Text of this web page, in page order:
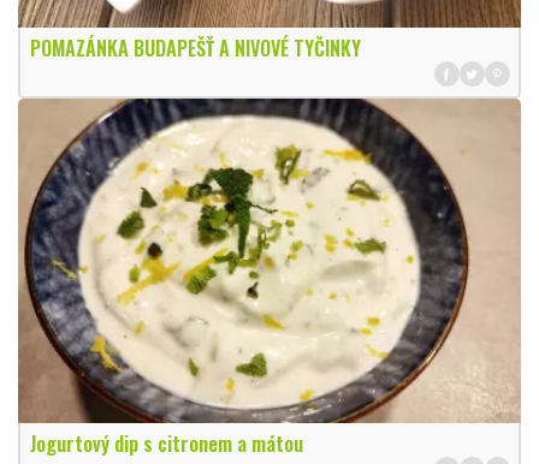
POMAZÁNKA BUDAPEŠŤ A NIVOVÉ TYČINKY
Jogurtový dip s citronem a mátou